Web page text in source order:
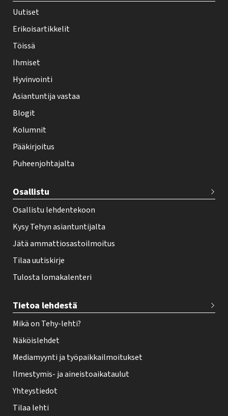
h
y
-
e
h
t
i
f
o
t
r
Uutiset
Erikoisartikkelit
Töissä
Ihmiset
Hyvinvointi
Asiantuntija vastaa
Blogit
Kolumnit
Pääkirjoitus
Puheenjohtajalta
Osallistu
Osallistu lehdentekoon
Kysy Tehyn asiantuntijalta
Jätä ammattiosastoilmoitus
Tilaa uutiskirje
Tulosta lomakalenteri
Tietoa lehdestä
Mikä on Tehy-lehti?
Näköislehdet
Mediamyynti ja työpaikkailmoitukset
Ilmestymis- ja aineistoaikataulut
Yhteystiedot
Tilaa lehti